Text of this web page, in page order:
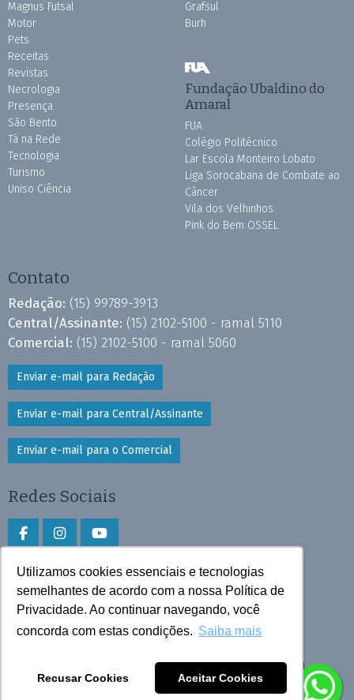
Utilizamos cookies essenciais e tecnologias
semelhantes de acordo com a nossa Política de
Privacidade. Ao continuar navegando, você
concorda com estas condições. Saiba mais
Recusar Cookies Aceitar Cookies
Magnus Futsal
Motor
Pets
Receitas
Revistas
Necrologia
Presença
São Bento
Tá na Rede
Tecnologia
Turismo
Uniso Ciência
Grafsul
Burh
Fundação Ubaldino do
Amaral
FUA
Colégio Politécnico
Lar Escola Monteiro Lobato
Liga Sorocabana de Combate ao
Câncer
Vila dos Velhinhos
Pink do Bem OSSEL
Contato
Redação: (15) 99789-3913
Central/Assinante: (15) 2102-5100 - ramal 5110
Comercial: (15) 2102-5100 - ramal 5060
Enviar e-mail para Redação
Enviar e-mail para Central/Assinante
Enviar e-mail para o Comercial
Redes Sociais
Faça download do aplicativo
Play Store e App Store
Todos os direitos reservados © 2025 Cruzeiro do Sul